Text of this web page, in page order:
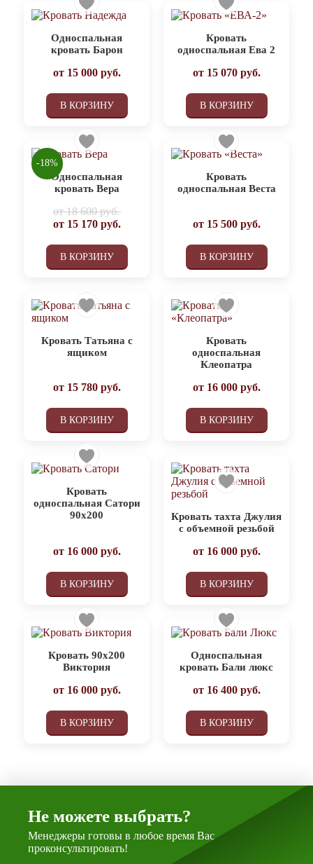
Односпальная
кровать Барон
от 15 000руб.
В КОРЗИНУ
Кровать
односпальная Ева 2
от 15 070руб.
В КОРЗИНУ
Односпальная
кровать Вера
от18 600 руб.
от 15 170руб.
В КОРЗИНУ
-18%
Кровать
односпальная Веста
от 15 500руб.
В КОРЗИНУ
Кровать Татьяна с
ящиком
от 15 780руб.
В КОРЗИНУ
Кровать
односпальная
Клеопатра
от 16 000руб.
В КОРЗИНУ
Кровать
односпальная Сатори
90х200
от 16 000руб.
В КОРЗИНУ
Кровать тахта Джулия
с объемной резьбой
от 16 000руб.
В КОРЗИНУ
Кровать 90х200
Виктория
от 16 000руб.
В КОРЗИНУ
Односпальная
кровать Бали люкс
от 16 400руб.
В КОРЗИНУ
Не можете выбрать?
Менеджеры готовы в любое время Вас
проконсультировать!